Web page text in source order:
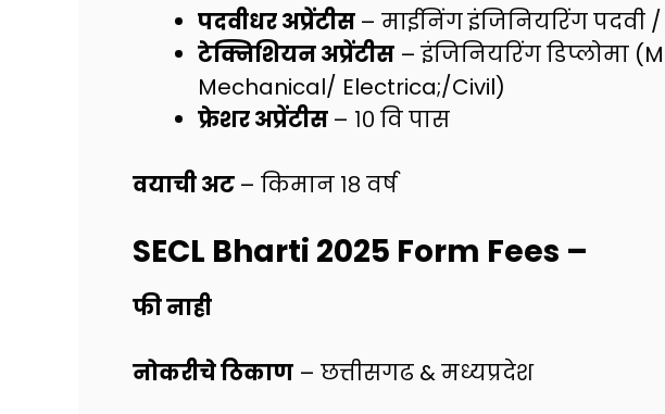
पदवीधर अप्रेंटीस – माईनिंग इंजिनियरिंग पदवी
टेक्निशियन अप्रेंटीस – इंजिनियरिंग डिप्लोमा
Mechanical/ Electrica;/Civil)
फ्रेशर अप्रेंटीस – १० वि पास
वयाची अट – किमान १८ वर्ष
SECL Bharti 2025 Form Fees –
फी नाही
नोकरीचे ठिकाण – छत्तीसगढ & मध्यप्रदेश